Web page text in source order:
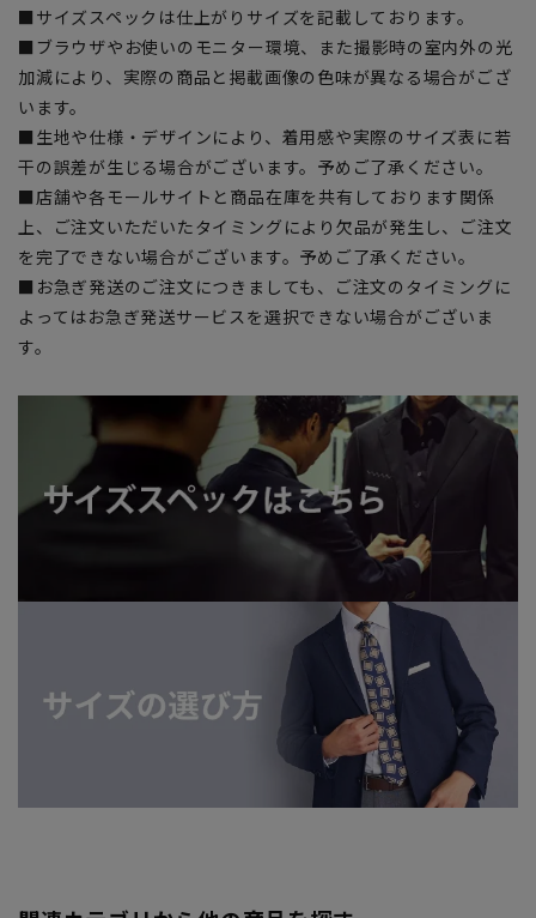
■サイズスペックは仕上がりサイズを記載しております。
■ブラウザやお使いのモニター環境、また撮影時の室内外の光
加減により、実際の商品と掲載画像の色味が異なる場合がござ
います。
■生地や仕様・デザインにより、着用感や実際のサイズ表に若
干の誤差が生じる場合がございます。予めご了承ください。
■店舗や各モールサイトと商品在庫を共有しております関係
上、ご注文いただいたタイミングにより欠品が発生し、ご注文
を完了できない場合がございます。予めご了承ください。
■お急ぎ発送のご注文につきましても、ご注文のタイミングに
よってはお急ぎ発送サービスを選択できない場合がございま
す。